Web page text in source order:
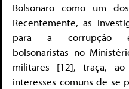
Bolsonaro como um
Recentemente, as
para a corrupção
bolsonaristas no
militares [12], traça, ao
interesses comuns de se